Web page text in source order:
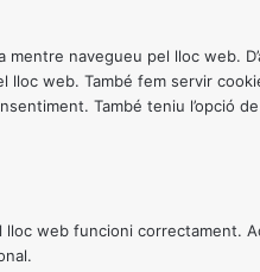
navegueu pel lloc web.
web. També fem servir
També teniu
web funcioni